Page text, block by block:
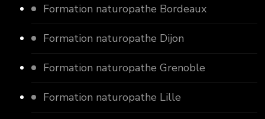
Formation naturopathe Bordeaux
Formation naturopathe Dijon
Formation naturopathe Grenoble
Formation naturopathe Lille